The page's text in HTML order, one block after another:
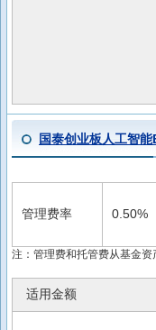
国泰创业板人工智
管理费率 0.50%
注：管理费和托管费从基金
适用金额